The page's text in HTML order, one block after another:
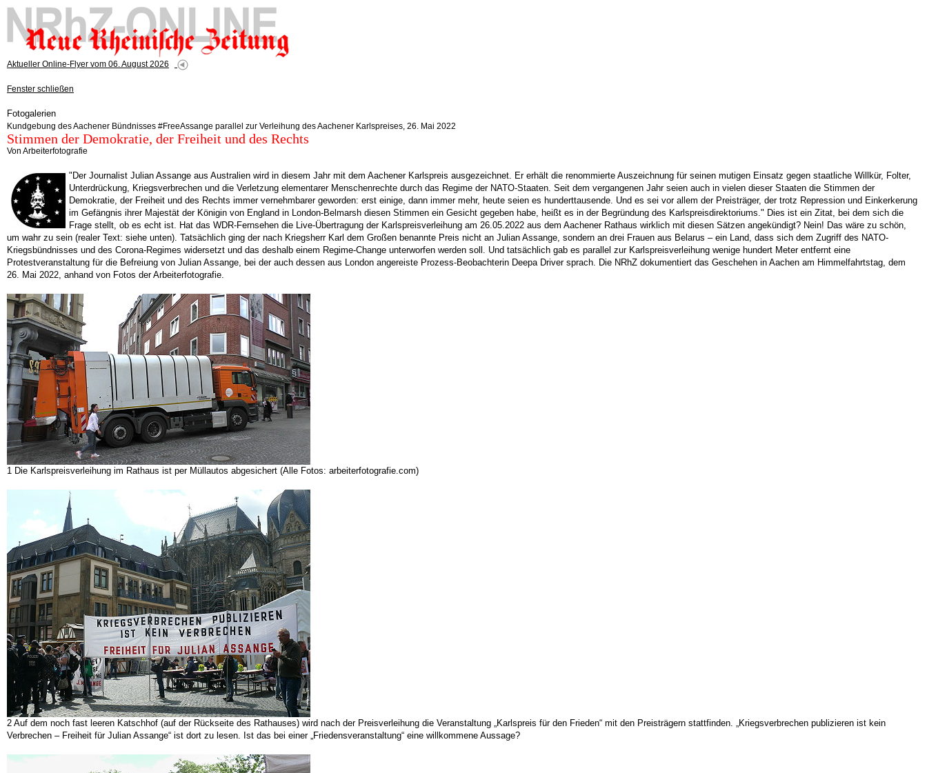
Aktueller Online-Flyer vom 06. August 2026
Fenster schließen
Fotogalerien
Kundgebung des Aachener Bündnisses #FreeAssange parallel zur Verleihung des Aachener Karlspreises, 26. Mai 2022
Stimmen der Demokratie, der Freiheit und des Rechts
Von Arbeiterfotografie
"Der Journalist Julian Assange aus Australien wird in diesem Jahr mit dem Aachener Karlspreis ausgezeichnet. Er erhält die renommierte Auszeichnung für seinen mutigen Einsatz gegen staatliche Willkür, Folter,
Unterdrückung, Kriegsverbrechen und die Verletzung elementarer Menschenrechte durch das Regime der NATO-Staaten. Seit dem vergangenen Jahr seien auch in vielen dieser Staaten die Stimmen der
Demokratie, der Freiheit und des Rechts immer vernehmbarer geworden: erst einige, dann immer mehr, heute seien es hunderttausende. Und es sei vor allem der Preisträger, der trotz Repression und Einkerkerung
im Gefängnis ihrer Majestät der Königin von England in London-Belmarsh diesen Stimmen ein Gesicht gegeben habe, heißt es in der Begründung des Karlspreisdirektoriums." Dies ist ein Zitat, bei dem sich die
Frage stellt, ob es echt ist. Hat das WDR-Fernsehen die Live-Übertragung der Karlspreisverleihung am 26.05.2022 aus dem Aachener Rathaus wirklich mit diesen Sätzen angekündigt? Nein! Das wäre zu schön,
um wahr zu sein (realer Text: siehe unten). Tatsächlich ging der nach Kriegsherr Karl dem Großen benannte Preis nicht an Julian Assange, sondern an drei Frauen aus Belarus – ein Land, dass sich dem Zugriff des NATO-
Kriegsbündnisses und des Corona-Regimes widersetzt und das deshalb einem Regime-Change unterworfen werden soll. Und tatsächlich gab es parallel zur Karlspreisverleihung wenige hundert Meter entfernt eine
Protestveranstaltung für die Befreiung von Julian Assange, bei der auch dessen aus London angereiste Prozess-Beobachterin Deepa Driver sprach. Die NRhZ dokumentiert das Geschehen in Aachen am Himmelfahrtstag, dem
26. Mai 2022, anhand von Fotos der Arbeiterfotografie.
1 Die Karlspreisverleihung im Rathaus ist per Müllautos abgesichert (Alle Fotos: arbeiterfotografie.com)
2 Auf dem noch fast leeren Katschhof (auf der Rückseite des Rathauses) wird nach der Preisverleihung die Veranstaltung „Karlspreis für den Frieden“ mit den Preisträgern stattfinden. „Kriegsverbrechen publizieren ist kein
Verbrechen – Freiheit für Julian Assange“ ist dort zu lesen. Ist das bei einer „Friedensveranstaltung“ eine willkommene Aussage?